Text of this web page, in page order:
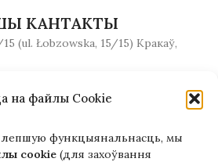
на файлы Cookie
функцыянальнасць, мы
cookie (для захоўвання
КАНТАКТЫ
(ul. Łobzowska, 15/15) Кракаў,